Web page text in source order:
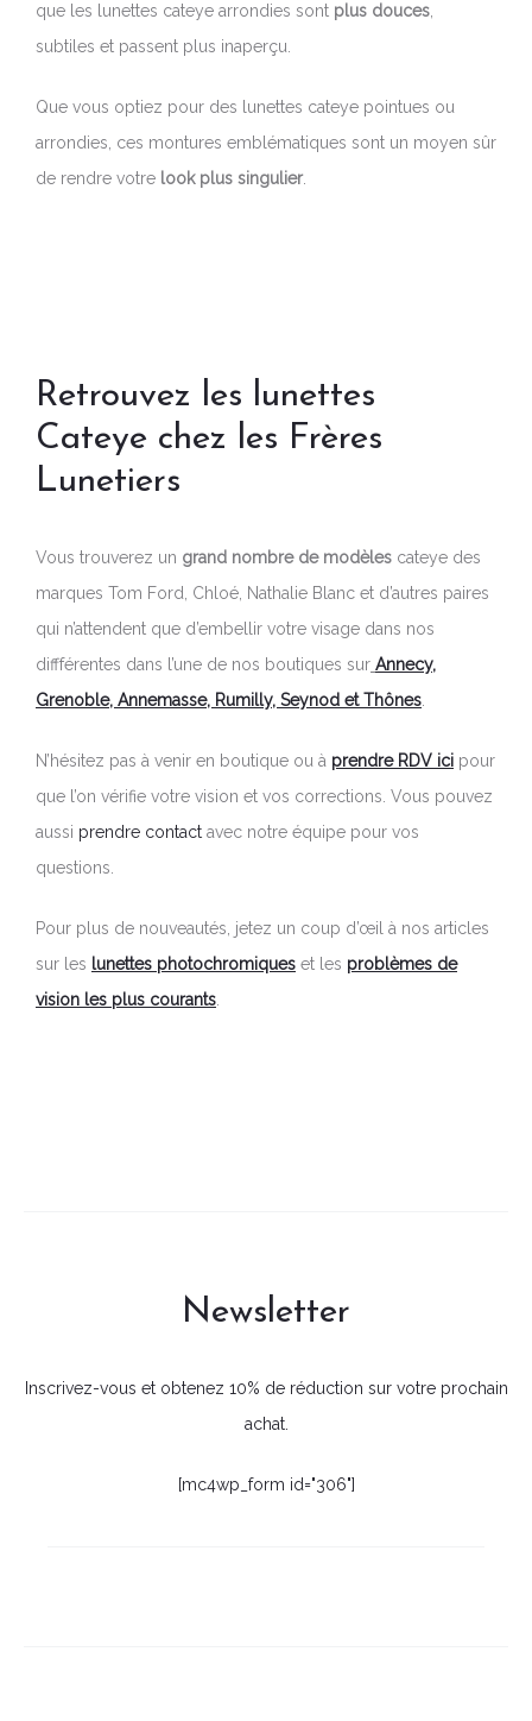
que les lunettes cateye arrondies sont plus douces
subtiles et passent plus inaperçu.
Que vous optiez pour des lunettes cateye pointues ou
arrondies, ces montures emblématiques sont un moyen sûr
de rendre votre look plus singulier.
Retrouvez les lunettes
Cateye chez les Frères
Lunetiers
Vous trouverez un grand nombre de modèles cateye des
marques Tom Ford, Chloé, Nathalie Blanc et d’autres paires
qui n’attendent que d’embellir votre visage dans nos
diffférentes dans l’une de nos boutiques sur Annecy,
Grenoble, Annemasse, Rumilly, Seynod et Thônes
N’hésitez pas à venir en boutique ou à prendre RDV ici pour
que l’on vérifie votre vision et vos corrections. Vous pouvez
aussi prendre contact avec notre équipe pour vos
questions.
Pour plus de nouveautés, jetez un coup d’œil à nos articles
sur les lunettes photochromiques et les problèmes de
vision les plus courants
Newsletter
Inscrivez-vous et obtenez 10% de réduction sur votre prochain
achat.
[mc4wp_form id="306"]